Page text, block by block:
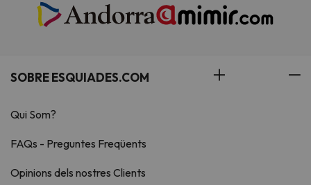
SOBRE ESQUIADES.COM
Qui Som?
FAQs - Preguntes Freqüents
Opinions dels nostres Clients